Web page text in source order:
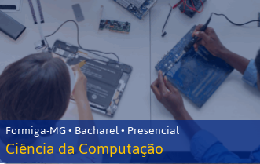
Formiga-MG • Bacharel • Presencial
Ciência da Computação